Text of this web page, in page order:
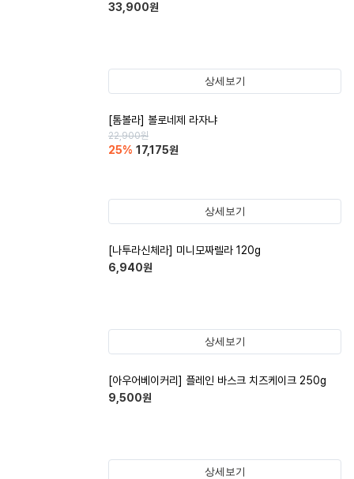
33,900원
상세보기
[톰볼라] 볼로네제 라자냐
22,900원
25% 17,175원
상세보기
[나투라신체라] 미니모짜렐라 120g
6,940원
상세보기
[아우어베이커리] 플레인 바스크 치즈케이크 250g
9,500원
상세보기